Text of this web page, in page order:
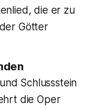
die er zu
Götter
Schlussstein
die Oper